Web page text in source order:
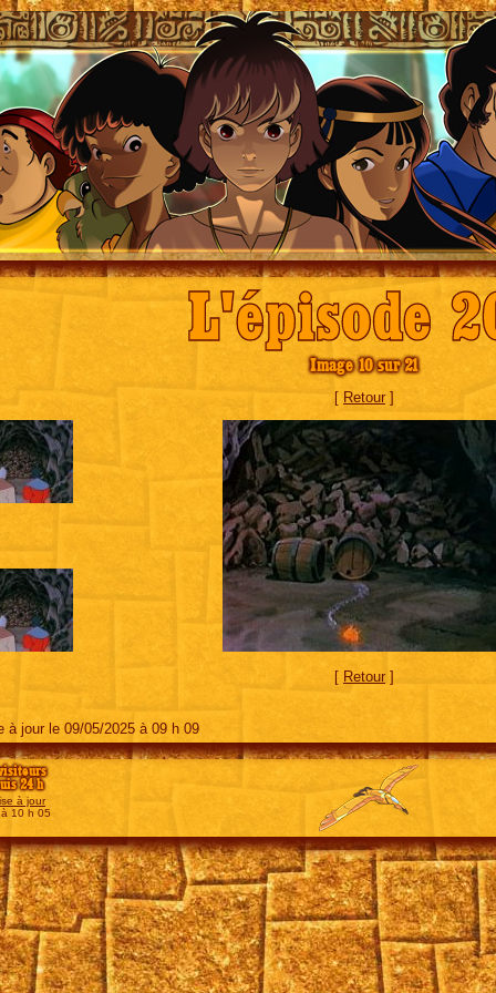
L'épisode
Image 10 sur 21
[ Retour]
[ Retour ]
à jour le 09/05/2025 à 09 h 09
24 h
à jour
10 h 05